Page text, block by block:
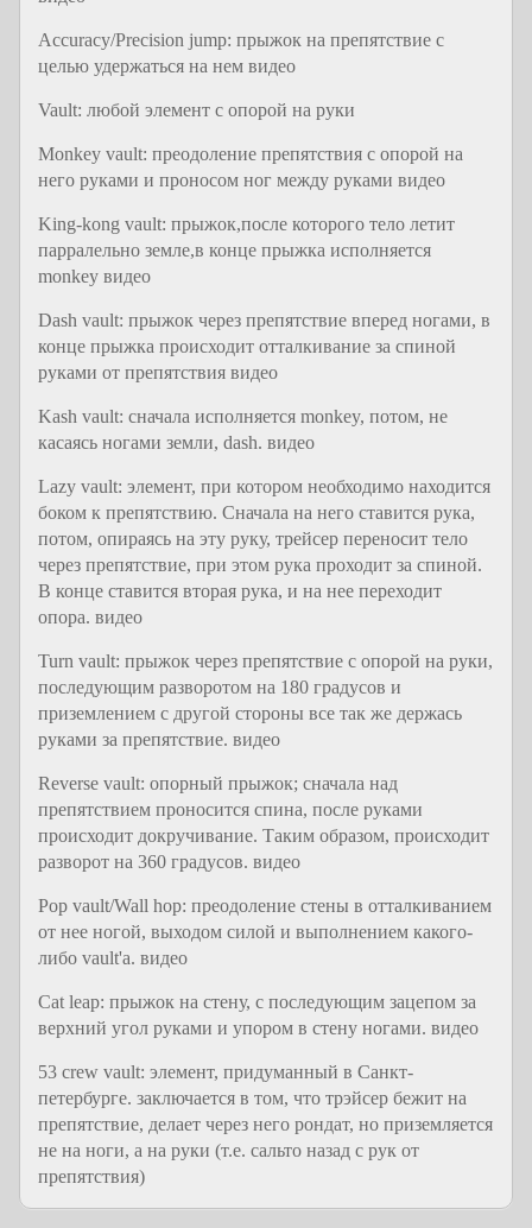
Accuracy/Precision jump: прыжок на препятствие с
целью удержаться на нем видео
Vault: любой элемент с опорой на руки
Monkey vault: преодоление препятствия с опорой на
него руками и проносом ног между руками видео
King-kong vault: прыжок,после которого тело летит
парралельно земле,в конце прыжка исполняется
monkey видео
Dash vault: прыжок через препятствие вперед ногами, в
конце прыжка происходит отталкивание за спиной
руками от препятствия видео
Kash vault: сначала исполняется monkey, потом, не
касаясь ногами земли, dash. видео
Lazy vault: элемент, при котором необходимо находится
боком к препятствию. Сначала на него ставится рука,
потом, опираясь на эту руку, трейсер переносит тело
через препятствие, при этом рука проходит за спиной.
В конце ставится вторая рука, и на нее переходит
опора. видео
Turn vault: прыжок через препятствие с опорой на руки,
последующим разворотом на 180 градусов и
приземлением с другой стороны все так же держась
руками за препятствие. видео
Reverse vault: опорный прыжок; сначала над
препятствием проносится спина, после руками
происходит докручивание. Таким образом, происходит
разворот на 360 градусов. видео
Pop vault/Wall hop: преодоление стены в отталкиванием
от нее ногой, выходом силой и выполнением какого-
либо vault'a. видео
Cat leap: прыжок на стену, с последующим зацепом за
верхний угол руками и упором в стену ногами. видео
53 crew vault: элемент, придуманный в Санкт-
петербурге. заключается в том, что трэйсер бежит на
препятствие, делает через него рондат, но приземляется
не на ноги, а на руки (т.е. сальто назад с рук от
препятствия)